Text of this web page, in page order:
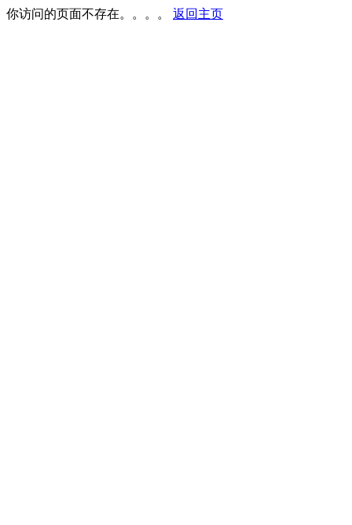
你访问的页面不存在。。。。 返回主页